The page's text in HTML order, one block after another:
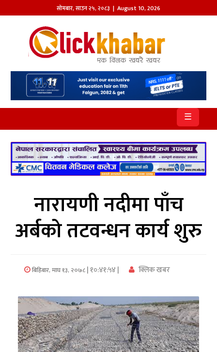
सोमबार,साउन२५,२०८३ | August 10, 2026
होमपेज
समाज
प्रदेश
आजको
पत्रिका
सम्पादकीय
अन्तर्राष्ट्रिय
अर्थ/
मनाेरञ्जन
विज्ञान
प्रविधि
अन्तरर्वार्ता
☰
नारायणी नदीमा पाँच
अर्बको तटवन्धन कार्य शुरु
बिहिबार, माघ १३, २०७८| १०:४१:५४ | क्लिक खबर